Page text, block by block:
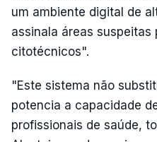
um ambiente digital de
assinala áreas suspeitas
citotécnicos".
"Este sistema não
potencia a capacidade
profissionais de saúde,